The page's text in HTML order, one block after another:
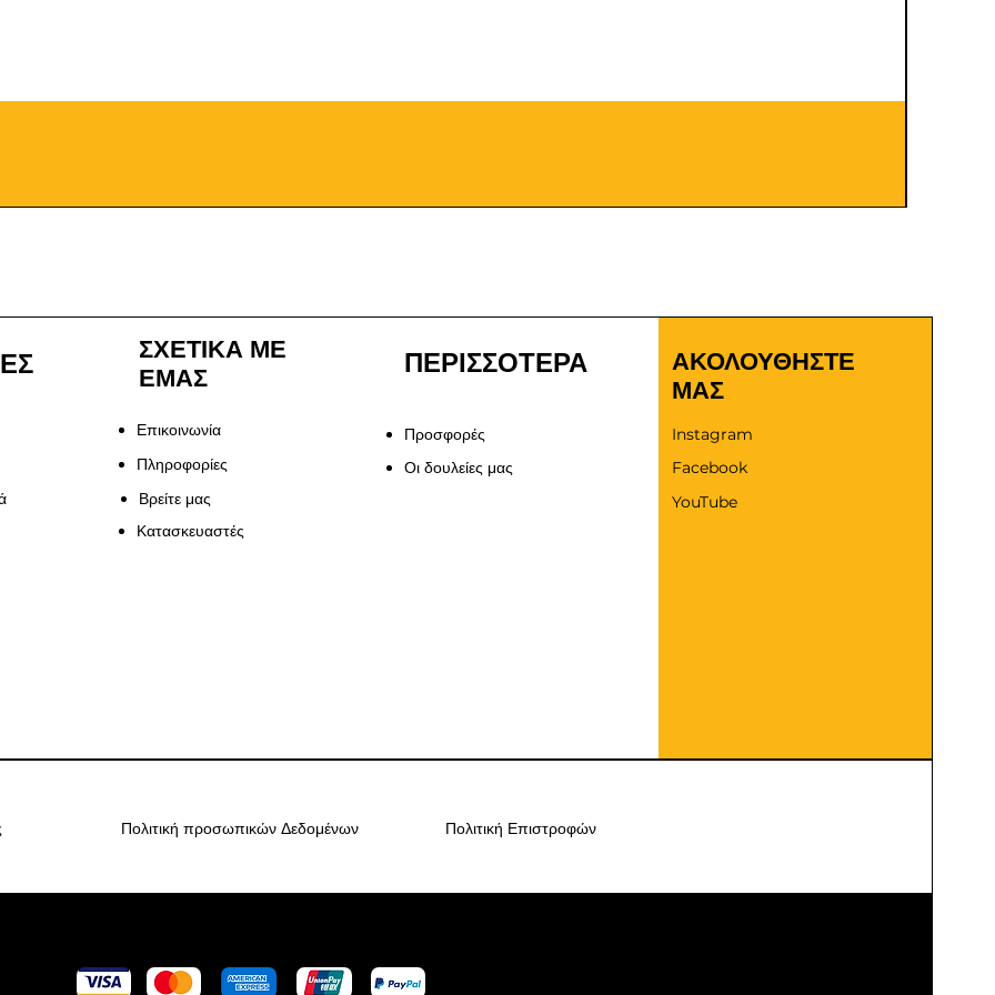
ΣΧΕΤΙΚΑ ΜΕ
ΕΜΑΣ
Επικοινωνία
Πληροφορίες
Βρείτε μας
Κατασκευαστές
ΠΕΡΙΣΣΟΤΕΡΑ
Προσφορές
Οι δουλείες μας
ΑΚΟΛΟΥΘΗΣΤΕ
ΜΑΣ
Instagram
Facebook
YouTube
Πολιτική προσωπικών Δεδομένων Πολιτική Επιστροφών